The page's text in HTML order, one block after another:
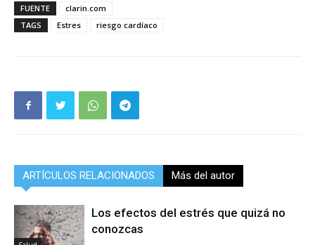
FUENTE
clarin.com
TAGS
Estres riesgo cardíaco
ARTÍCULOS RELACIONADOS Más del autor
Los efectos del estrés que quizá no
conozcas